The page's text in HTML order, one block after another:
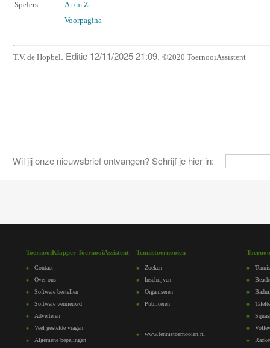
Spelers
A t/m Z
Voorpagina
T.V. de Hopbel. Editie 12/11/2025 21:09. ©2020 ToernooiAssistent
Wil jij onze nieuwsbrief ontvangen? Schrijf je hier in:
ToernooiKlapper ToernooiAssistent
Contact
Over ons
Software bestellen
Software vernieuwd
Adverteren
Veel gestelde vragen
Algemene bepalingen
Tennistoernooien
Zoeken
Inschrijven
Organiseren
Publiceren
www.tennistoernooien.nl